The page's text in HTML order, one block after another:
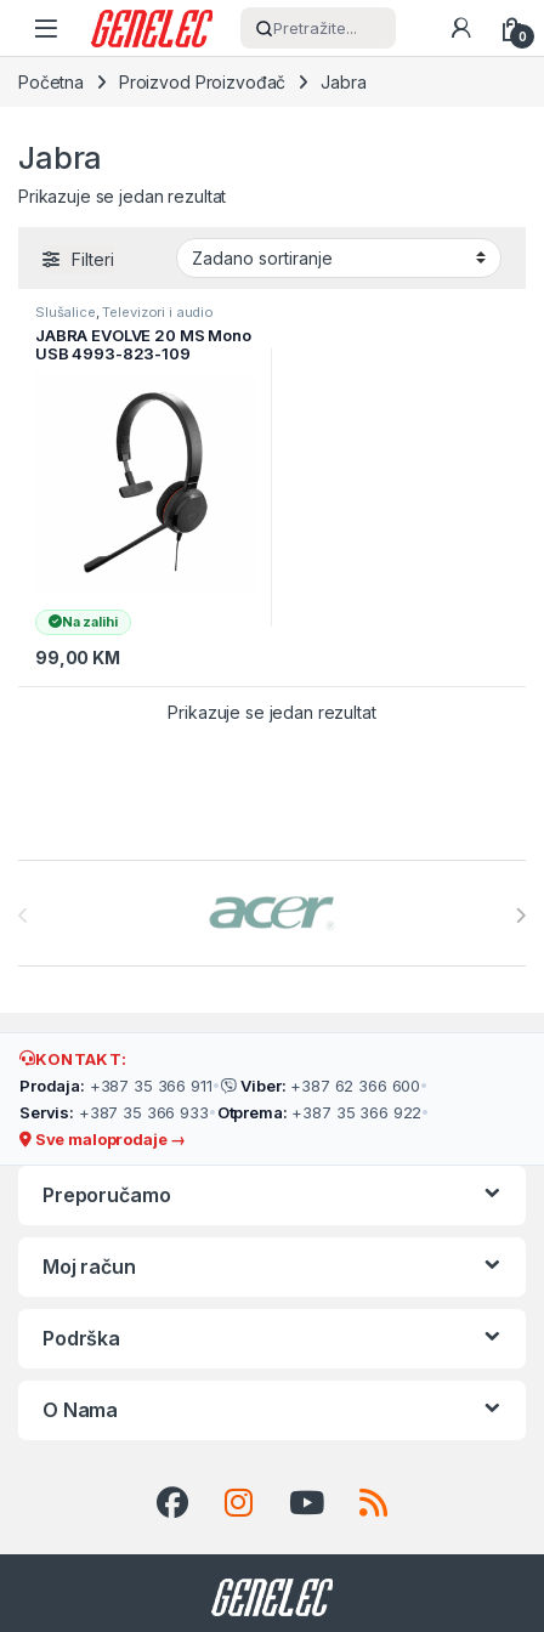
Skip to navigation
Skip to content
Pretražite... 0
Početna Proizvod Proizvođač Jabra
Jabra
Prikazuje se jedan rezultat
Filteri
Slušalice,Televizori i audio
JABRA EVOLVE 20 MS Mono
USB 4993-823-109
Na zalihi
99,00 KM
Prikazuje se jedan rezultat
KONTAKT:
Prodaja: +387 35 366 911• Viber: +387 62 366 600•
Servis: +387 35 366 933• Otprema: +387 35 366 922•
Sve maloprodaje →
Preporučamo
Moj račun
Podrška
O Nama